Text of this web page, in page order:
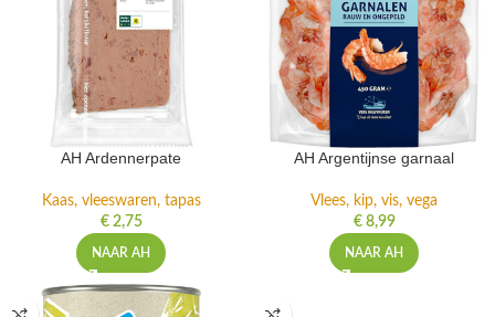
AH Ardennerpate
Kaas, vleeswaren, tapas
€2,75
NAAR AH
AH Argentijnse garnaal
Vlees, kip, vis, vega
€8,99
NAAR AH